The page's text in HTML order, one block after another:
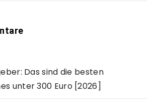
Das sind die besten
unter 300 Euro [2026]